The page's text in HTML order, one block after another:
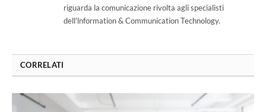
riguarda la comunicazione rivolta agli specialisti
dell'lnformation & Communication Technology.
CORRELATI